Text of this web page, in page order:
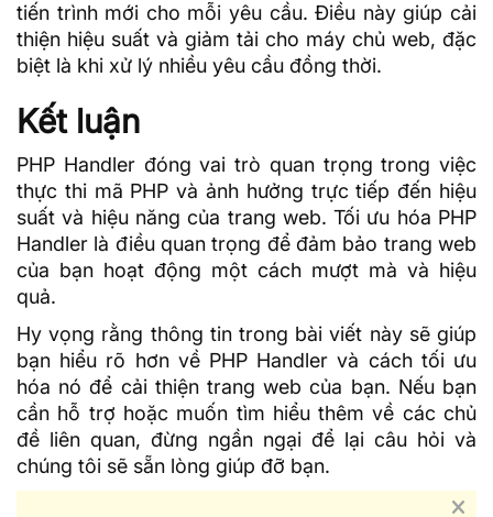
tiến trình mới cho mỗi yêu cầu. Điều này giúp cải
thiện hiệu suất và giảm tải cho máy chủ web, đặc
biệt là khi xử lý nhiều yêu cầu đồng thời.
Kết luận
PHP Handler đóng vai trò quan trọng trong việc
thực thi mã PHP và ảnh hưởng trực tiếp đến hiệu
suất và hiệu năng của trang web. Tối ưu hóa PHP
Handler là điều quan trọng để đảm bảo trang web
của bạn hoạt động một cách mượt mà và hiệu
quả.
Hy vọng rằng thông tin trong bài viết này sẽ giúp
bạn hiểu rõ hơn về PHP Handler và cách tối ưu
hóa nó để cải thiện trang web của bạn. Nếu bạn
cần hỗ trợ hoặc muốn tìm hiểu thêm về các chủ
đề liên quan, đừng ngần ngại để lại câu hỏi và
chúng tôi sẽ sẵn lòng giúp đỡ bạn.